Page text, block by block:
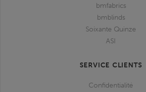
bmfabrics
bmblinds
Soixante Quinze
ASI
SERVICE CLIENTS
Confidentialité